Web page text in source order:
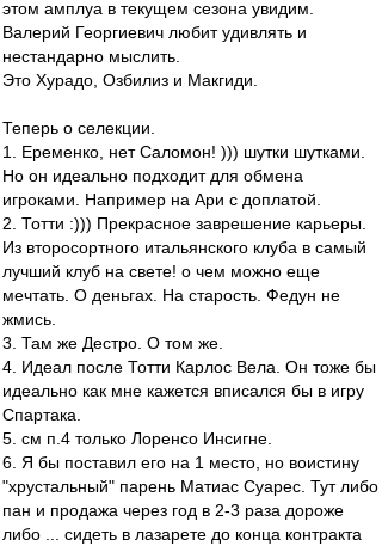
этом амплуа в текущем сезона увидим.
Валерий Георгиевич любит удивлять и
нестандарно мыслить.
Это Хурадо, Озбилиз и Макгиди.
Теперь о селекции.
1. Еременко, нет Саломон! ))) шутки шутками.
Но он идеально подходит для обмена
игроками. Например на Ари с доплатой.
2. Тотти :))) Прекрасное заврешение карьеры.
Из второсортного итальянского клуба в самый
лучший клуб на свете! о чем можно еще
мечтать. О деньгах. На старость. Федун не
жмись.
3. Там же Дестро. О том же.
4. Идеал после Тотти Карлос Вела. Он тоже бы
идеально как мне кажется вписался бы в игру
Спартака.
5. см п.4 только Лоренсо Инсигне.
6. Я бы поставил его на 1 место, но воистину
"хрустальный" парень Матиас Суарес. Тут либо
пан и продажа через год в 2-3 раза дороже
либо ... сидеть в лазарете до конца контракта